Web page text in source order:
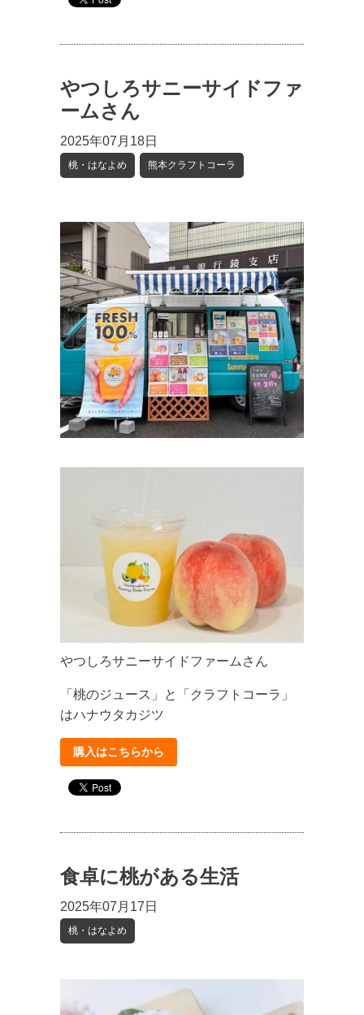
やつしろサニーサイドファ
ームさん
2025年07月18日
桃・はなよめ 熊本クラフトコーラ
やつしろサニーサイドファームさん
「桃のジュース」と「クラフトコーラ」
はハナウタカジツ
購入はこちらから
食卓に桃がある生活
2025年07月17日
桃・はなよめ